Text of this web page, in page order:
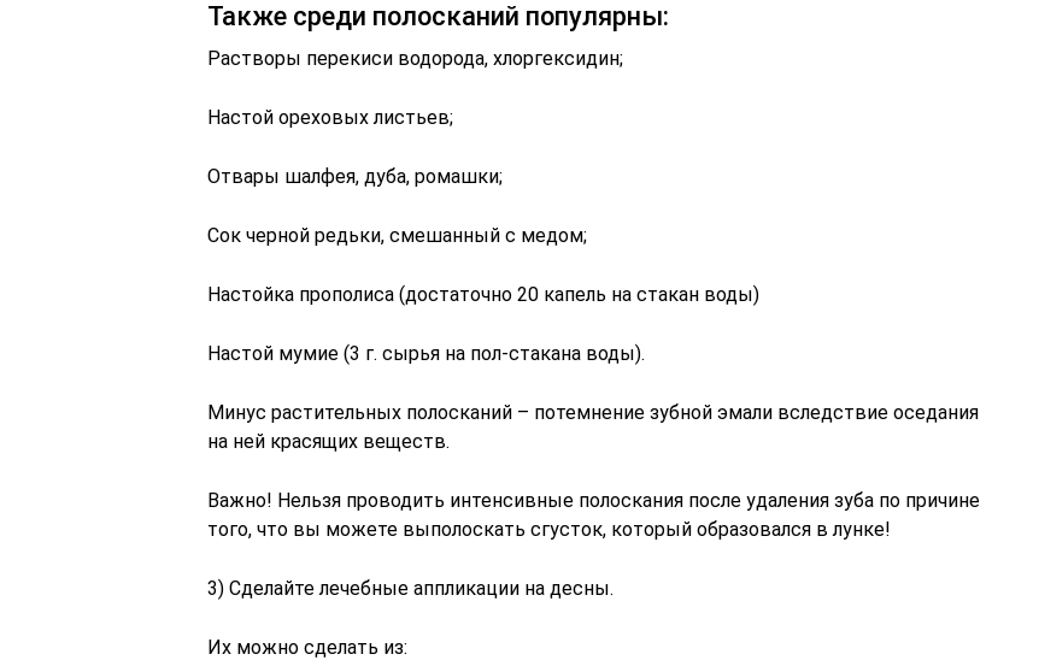
Также среди полосканий популярны:
Растворы перекиси водорода, хлоргексидин;
Настой ореховых листьев;
Отвары шалфея, дуба, ромашки;
Сок черной редьки, смешанный с медом;
Настойка прополиса (достаточно 20 капель на стакан воды)
Настой мумие (3 г. сырья на пол-стакана воды).
Минус растительных полосканий – потемнение зубной эмали вследствие оседания
на ней красящих веществ.
Важно! Нельзя проводить интенсивные полоскания после удаления зуба по причине
того, что вы можете выполоскать сгусток, который образовался в лунке!
3) Сделайте лечебные аппликации на десны.
Их можно сделать из: